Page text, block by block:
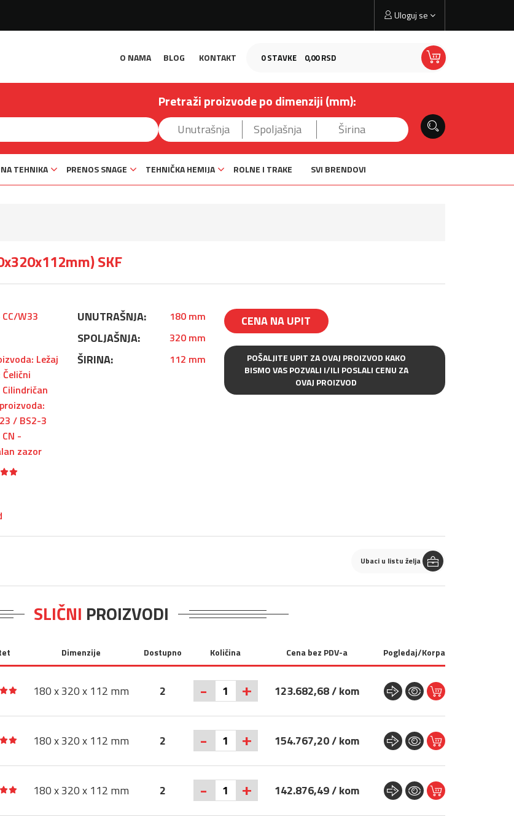
0STAVKE 0,00 RSD
Uloguj se
O NAMA BLOG KONTAKT
Pretraži proizvode po dimenziji (mm):
TEHNIKA PRENOS SNAGE TEHNIČKA HEMIJA ROLNE I TRAKE SVI BRENDOVI
SKF
W33
Ležaj
Čelični
/ BS2-3
-
zazor
UNUTRAŠNJA: 180 mm
SPOLJAŠNJA: 320 mm
ŠIRINA: 112 mm
CENA NA UPIT
POŠALJITE UPIT ZA OVAJ PROIZVOD KAKO
BISMO VAS POZVALI I/ILI POSLALI CENU ZA
OVAJ PROIZVOD
Ubaci u listu želja
SLIČNI PROIZVODI
Dimenzije Dostupno Količina Cena bez PDV-a Pogledaj/Korpa
180 x 320 x 112 mm 2 - + 123.682,68 / kom
180 x 320 x 112 mm 2 - + 154.767,20 / kom
180 x 320 x 112 mm 2 - + 142.876,49 / kom